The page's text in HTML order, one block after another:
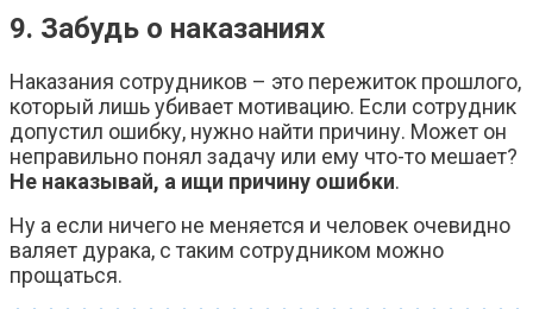
9. Забудь о наказаниях
Наказания сотрудников – это пережиток прошлого,
который лишь убивает мотивацию. Если сотрудник
допустил ошибку, нужно найти причину. Может он
неправильно понял задачу или ему что-то мешает?
Не наказывай, а ищи причину ошибки.
Ну а если ничего не меняется и человек очевидно
валяет дурака, с таким сотрудником можно
прощаться.